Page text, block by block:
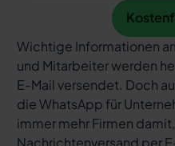
Wichtige Informationen
und Mitarbeiter werden
E-Mail versendet. Doch
die WhatsApp für
immer mehr Firmen
Nachrichtenversand per